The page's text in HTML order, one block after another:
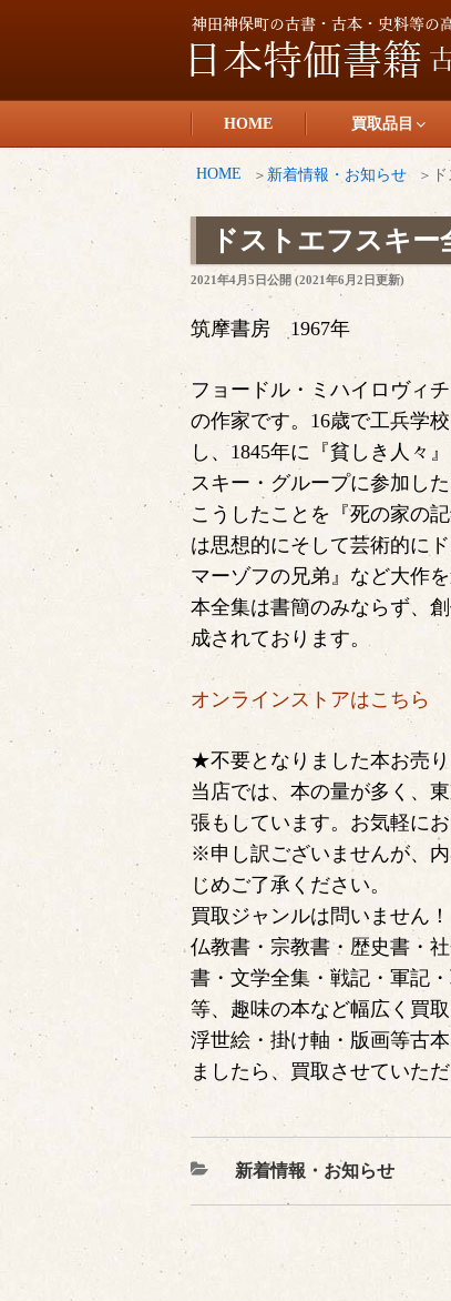
日本特価書籍
HOME 買取品目
HOME 新着情報・お知らせ
ドストエフスキー
投
日:
2021年4月5日公開 (2021年6月2日 更新)
筑摩書房 1967年
フョードル・ミハイロヴィ
の作家です。16歳で工兵学
し、1845年に『貧しき人々
スキー・グループに参加し
こうしたことを『死の家の
は思想的にそして芸術的に
マーゾフの兄弟』など大作
本全集は書簡のみならず、
成されております。
オンラインストアはこちら
★不要となりました本お売り
当店では、本の量が多く、
張もしています。お気軽に
※申し訳ございませんが、
じめご了承ください。
買取ジャンルは問いません！
仏教書・宗教書・歴史書・
書・文学全集・戦記・軍記
等、趣味の本など幅広く買取
浮世絵・掛け軸・版画等古
ましたら、買取させていただ
カ
新着情報・お知らせ